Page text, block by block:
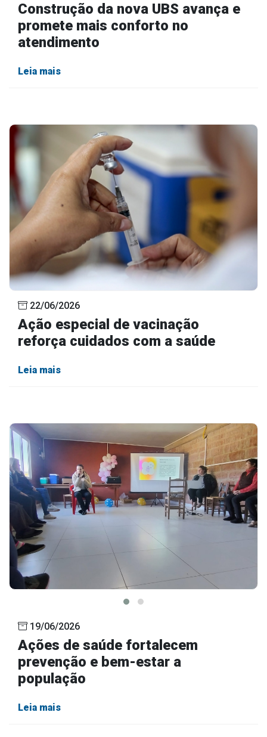
Construção da nova UBS avança e
promete mais conforto no
atendimento
Leia mais
22/06/2026
Ação especial de vacinação
reforça cuidados com a saúde
Leia mais
19/06/2026
Ações de saúde fortalecem
prevenção e bem-estar a
população
Leia mais